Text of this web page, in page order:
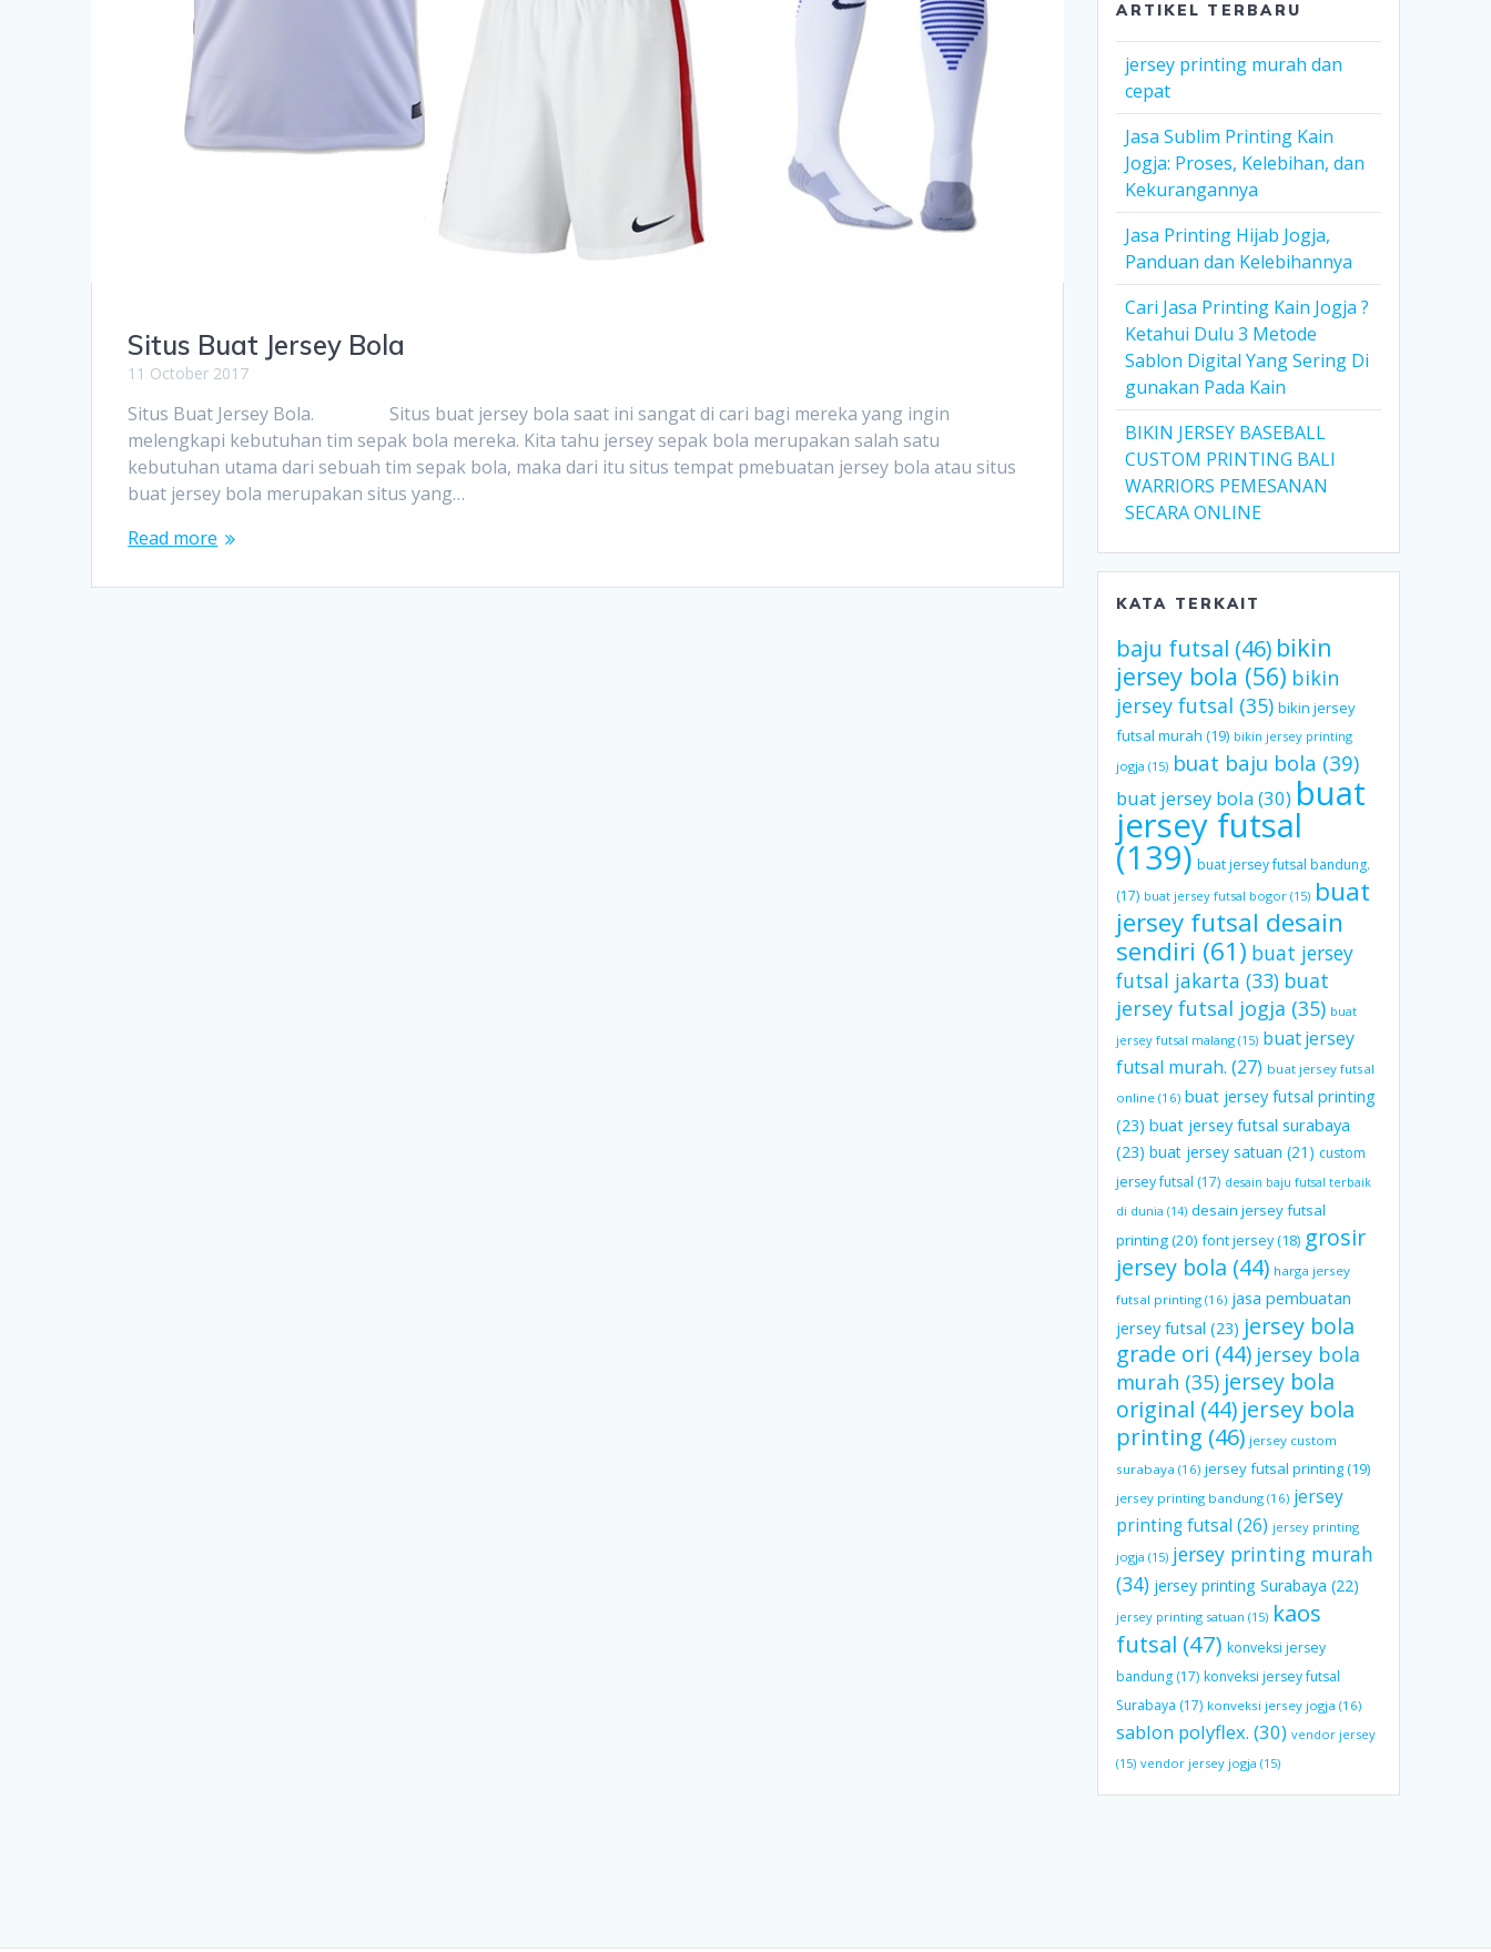
Situs Buat Jersey Bola
11 October 2017
Situs Buat Jersey Bola. Situs buat jersey bola saat ini sangat di cari bagi mereka yang ingin
melengkapi kebutuhan tim sepak bola mereka. Kita tahu jersey sepak bola merupakan salah satu
kebutuhan utama dari sebuah tim sepak bola, maka dari itu situs tempat pmebuatan jersey bola atau situs
buat jersey bola merupakan situs yang…
Read more
ARTIKEL TERBARU
jersey printing murah dan
cepat
Jasa Sublim Printing Kain
Jogja: Proses, Kelebihan, dan
Kekurangannya
Jasa Printing Hijab Jogja,
Panduan dan Kelebihannya
Cari Jasa Printing Kain Jogja ?
Ketahui Dulu 3 Metode
Sablon Digital Yang Sering Di
gunakan Pada Kain
BIKIN JERSEY BASEBALL
CUSTOM PRINTING BALI
WARRIORS PEMESANAN
SECARA ONLINE
KATA TERKAIT
baju futsal (46) bikin
jersey bola (56) bikin
jersey futsal (35) bikin jersey
futsal murah (19) bikin jersey printing
jogja (15) buat baju bola (39)
buat jersey bola(30) buat
jersey futsal
(139) buat jersey futsal bandung.
(17) buat jersey futsal bogor (15) buat
jersey futsal desain
sendiri (61) buat jersey
futsal jakarta (33) buat
jersey futsal jogja (35) buat
jersey futsal malang (15) buat jersey
futsal murah. (27) buat jersey futsal
online (16) buat jersey futsal printing
(23) buat jersey futsal surabaya
(23) buat jersey satuan (21) custom
jersey futsal (17) desain baju futsal terbaik
di dunia (14) desain jersey futsal
printing(20) font jersey(18) grosir
jersey bola (44) harga jersey
futsal printing (16) jasa pembuatan
jersey futsal (23) jersey bola
grade ori (44) jersey bola
murah (35) jersey bola
original (44) jersey bola
printing (46) jersey custom
surabaya (16) jersey futsal printing(19)
jersey printing bandung (16) jersey
printing futsal (26) jersey printing
jogja (15) jersey printing murah
(34) jersey printing Surabaya (22)
jersey printing satuan (15) kaos
futsal (47) konveksi jersey
bandung (17) konveksi jersey futsal
Surabaya (17) konveksi jersey jogja (16)
sablon polyflex. (30) vendor jersey
(15) vendor jersey jogja (15)